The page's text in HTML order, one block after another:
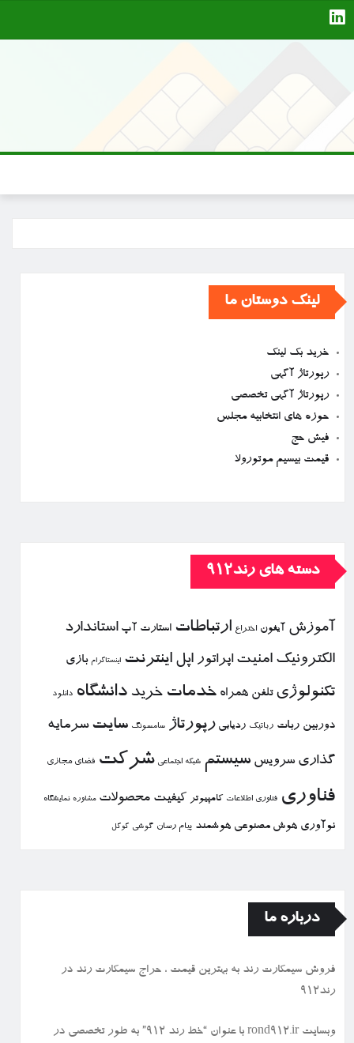
لینک دوستان ما
خرید بک لینک
رپورتاژ آگهی
رپورتاژ آگهی تخصصی
حوزه های انتخابیه مجلس
فیش حج
قیمت بیسیم موتورولا
دسته های رند912
آموزش آیفون اختراع ارتباطات استارت آپ استاندارد
الكترونیك امنیت اپراتور اپل اینترنت اینستاگرام بازی
تكنولوژی تلفن همراه خدمات خرید دانشگاه دانلود
دوربین ربات رباتیك ردیابی رپورتاژ سامسونگ سایت سرمایه
گذاری سرویس سیستم شبكه اجتماعی شركت فضای مجازی
فناوری فناوری اطلاعات كامپیوتر كیفیت محصولات مشاوره نمایشگاه
نوآوری هوش مصنوعی هوشمند پیام رسان گوشی گوگل
درباره ما
فروش سیمكارت رند به بهترین قیمت ، حراج سیمكارت رند در
رند912
وبسایت rond912.ir با عنوان “خط رند ۹۱۲” به طور تخصصی در